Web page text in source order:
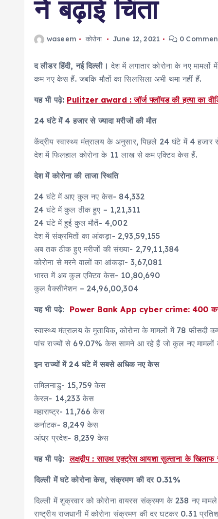
ने बढ़ाई चिंता
waseem कोरोना June 12, 2021 0
द लीडर हिंदी, नई दिल्ली। देश में लगातार कोरोना के नए
कम नए केस हैं. जबकि मौतों का सिलसिला अभी थमा नहीं हैं.
यह भी पढ़े: Pulitzer award : जॉर्ज फ्लॉयड की हत्या का
24 घंटे में 4 हजार से ज्यादा मरीजों की मौत
केंद्रीय स्वास्थ्य मंत्रालय के अनुसार, पिछले 24 घंटे में 4 हजार से
देश में फिलहाल कोरोना के 11 लाख से कम एक्टिव केस हैं.
देश में कोरोना की ताजा स्थिति
24 घंटे में आए कुल नए केस- 84,332
24 घंटे में कुल ठीक हुए – 1,21,311
24 घंटे में हुई कुल मौतें- 4,002
देश में संक्रमितों का आंकड़ा- 2,93,59,155
अब तक ठीक हुए मरीजों की संख्या- 2,79,11,384
कोरोना से मरने वालों का आंकड़ा- 3,67,081
भारत में अब कुल एक्टिव केस- 10,80,690
कुल वैक्सीनेशन – 24,96,00,304
यह भी पढ़े: Power Bank App cyber crime: 400 करोड़
स्वास्थ्य मंत्रालय के मुताबिक, कोरोना के मामलों में 78 फीसदी
पांच राज्यों से 69.07% केस सामने आ रहे हैं जो कुल नए
इन राज्यों में 24 घंटे में सबसे अधिक नए केस
तमिलनाडु- 15,759 केस
केरल- 14,233 केस
महाराष्ट्र- 11,766 केस
कर्नाटक- 8,249 केस
आंध्र प्रदेश- 8,239 केस
यह भी पढ़े:लक्षद्वीप : साउथ एक्ट्रेस आयशा सुल्ताना के खिलाफ
दिल्ली में घटे कोरोना केस, संक्रमण की दर 0.31%
दिल्ली में शुक्रवार को कोरोना वायरस संक्रमण के 238 नए
राष्ट्रीय राजधानी में कोरोना संक्रमण की दर घटकर 0.31